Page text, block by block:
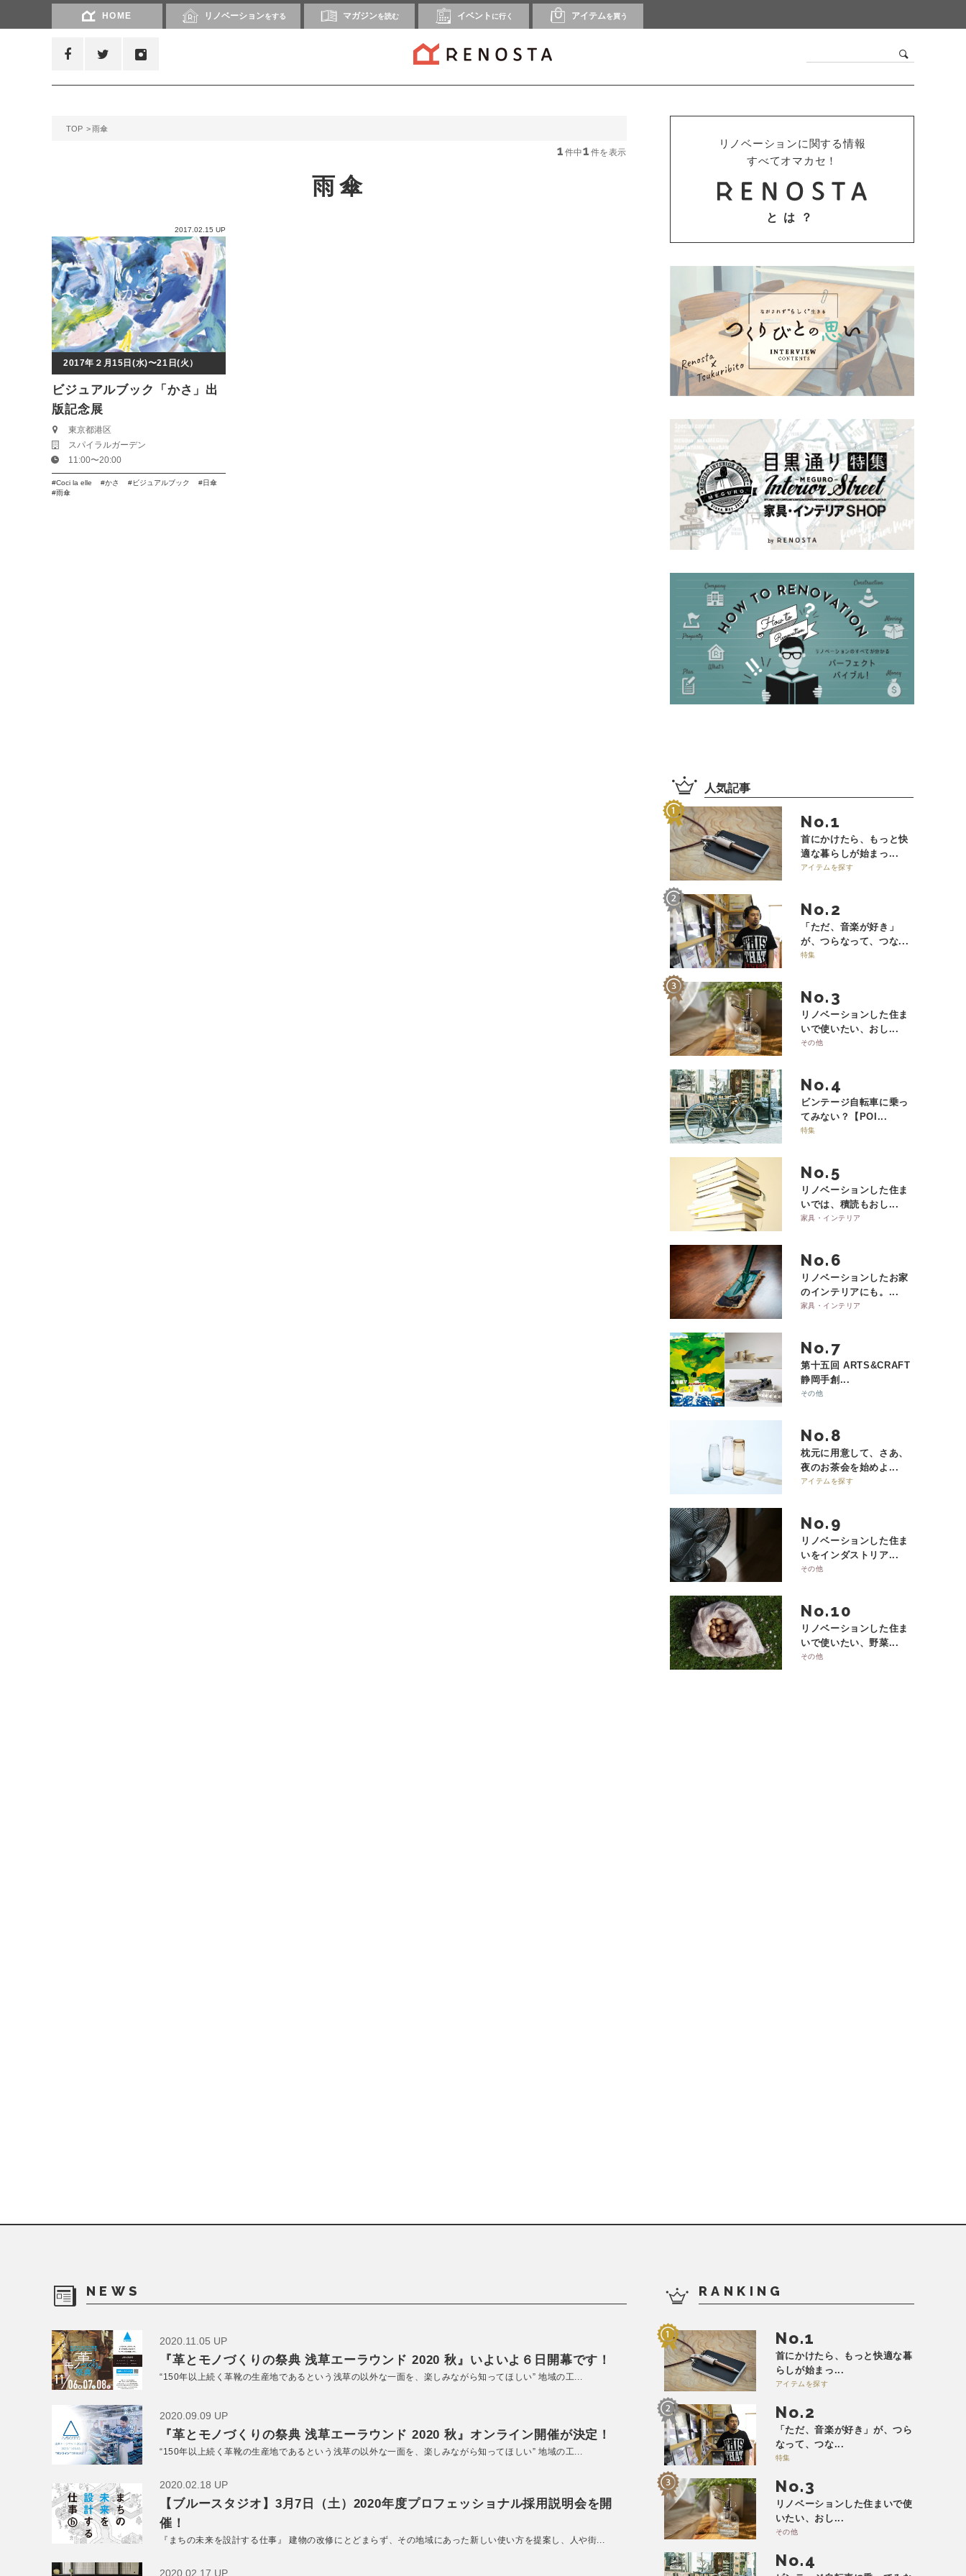
HOME リノベーションをする マガジンを読む イベント に行く アイテムを買う
TOP 雨傘
1 件中1 件を表示
雨傘
2017.02.15 UP
2017年２月15日(水)〜21日(火）
ビジュアルブック「かさ」出
版記念展
東京都港区
スパイラルガーデン
11:00〜20:00
Coci la elle かさ ビジュアルブック
日傘
雨傘
リノベーションに関する情報
すべてオマカセ！
とは？
人気記事
No.
首にかけたら、もっと快
適な暮らしが始まっ...
アイテムを探す
No.
「ただ、音楽が好き」
が、つらなって、つな...
特集
No.
リノベーションした住ま
いで使いたい、おし...
その他
No.
ビンテージ自転車に乗っ
てみない？【POI...
特集
No.
リノベーションした住ま
いでは、積読もおし...
家具・インテリア
No.
リノベーションしたお家
のインテリアにも。...
家具・インテリア
No.
第十五回 ARTS&CRAFT
静岡手創...
その他
No.
枕元に用意して、さあ、
夜のお茶会を始めよ...
アイテムを探す
No.
リノベーションした住ま
いをインダストリア...
その他
No.
リノベーションした住ま
いで使いたい、野菜...
その他
NEWS
2020.11.05 UP
『革とモノづくりの祭典 浅草エーラウンド 2020 秋』いよいよ６日開幕です！
“150年以上続く革靴の生産地であるという浅草の以外な一面を、楽しみながら知ってほしい” 地域の工...
2020.09.09 UP
『革とモノづくりの祭典 浅草エーラウンド 2020 秋』オンライン開催が決定！
“150年以上続く革靴の生産地であるという浅草の以外な一面を、楽しみながら知ってほしい” 地域の工...
2020.02.18 UP
【ブルースタジオ】3月7日（土）2020年度プロフェッショナル採用説明会を開
催！
『まちの未来を設計する仕事』 建物の改修にとどまらず、その地域にあった新しい使い方を提案し、人や街...
2020.02.17 UP
RANKING
No.
首にかけたら、もっと快適な暮
らしが始まっ...
アイテムを探す
No.
「ただ、音楽が好き」が、つら
なって、つな...
特集
No.
リノベーションした住まいで使
いたい、おし...
その他
No.